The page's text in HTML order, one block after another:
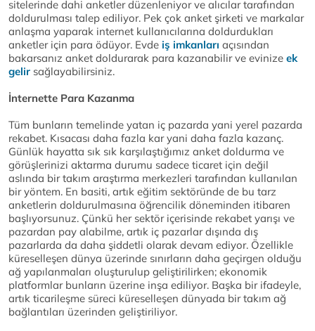
sitelerinde dahi anketler düzenleniyor ve alıcılar tarafından
doldurulması talep ediliyor. Pek çok anket şirketi ve markalar
anlaşma yaparak internet kullanıcılarına doldurdukları
anketler için para ödüyor. Evde iş imkanları açısından
bakarsanız anket doldurarak para kazanabilir ve evinize ek
gelir sağlayabilirsiniz.
İnternette Para Kazanma
Tüm bunların temelinde yatan iç pazarda yani yerel pazarda
rekabet. Kısacası daha fazla kar yani daha fazla kazanç.
Günlük hayatta sık sık karşılaştığımız anket doldurma ve
görüşlerinizi aktarma durumu sadece ticaret için değil
aslında bir takım araştırma merkezleri tarafından kullanılan
bir yöntem. En basiti, artık eğitim sektöründe de bu tarz
anketlerin doldurulmasına öğrencilik döneminden itibaren
başlıyorsunuz. Çünkü her sektör içerisinde rekabet yarışı ve
pazardan pay alabilme, artık iç pazarlar dışında dış
pazarlarda da daha şiddetli olarak devam ediyor. Özellikle
küreselleşen dünya üzerinde sınırların daha geçirgen olduğu
ağ yapılanmaları oluşturulup geliştirilirken; ekonomik
platformlar bunların üzerine inşa ediliyor. Başka bir ifadeyle,
artık ticarileşme süreci küreselleşen dünyada bir takım ağ
bağlantıları üzerinden geliştiriliyor.